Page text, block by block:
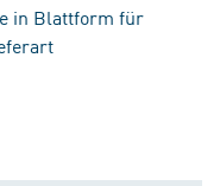
in Blattform für